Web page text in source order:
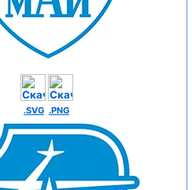
.SVG .PNG